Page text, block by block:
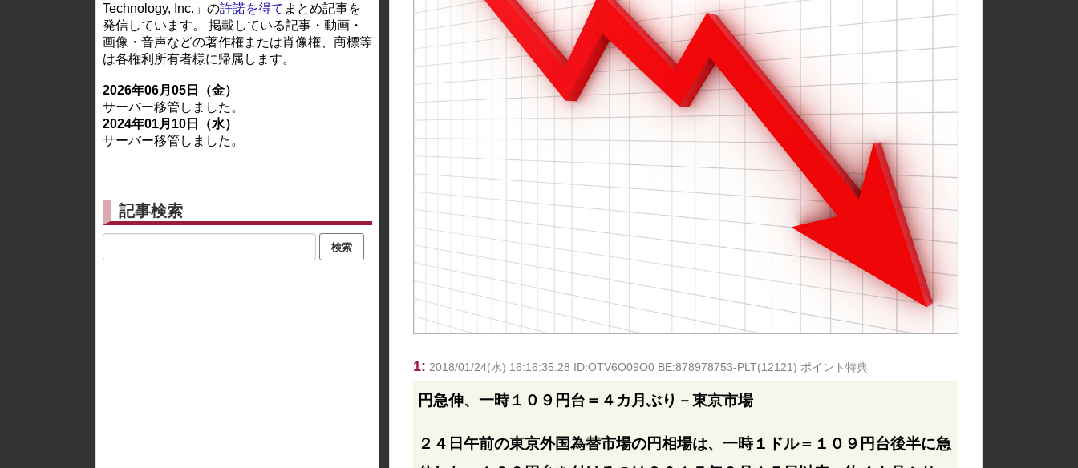
1: 2018/01/24(水) 16:16:35.28 ID:OTV6O09O0 BE:878978753-PLT(12121) ポイント特典
円急伸、一時１０９円台＝４カ月ぶり－東京市場
２４日午前の東京外国為替市場の円相場は、一時１ドル＝１０９円台後半に急
Technology, Inc.」の許諾を得て まとめ記事を
発信しています。 掲載している記事・動画・
画像・音声などの著作権または肖像権、商標等
は各権利所有者様に帰属します。
2026年06月05日（金）
サーバー移管しました。
2024年01月10日（水）
サーバー移管しました。
記事検索